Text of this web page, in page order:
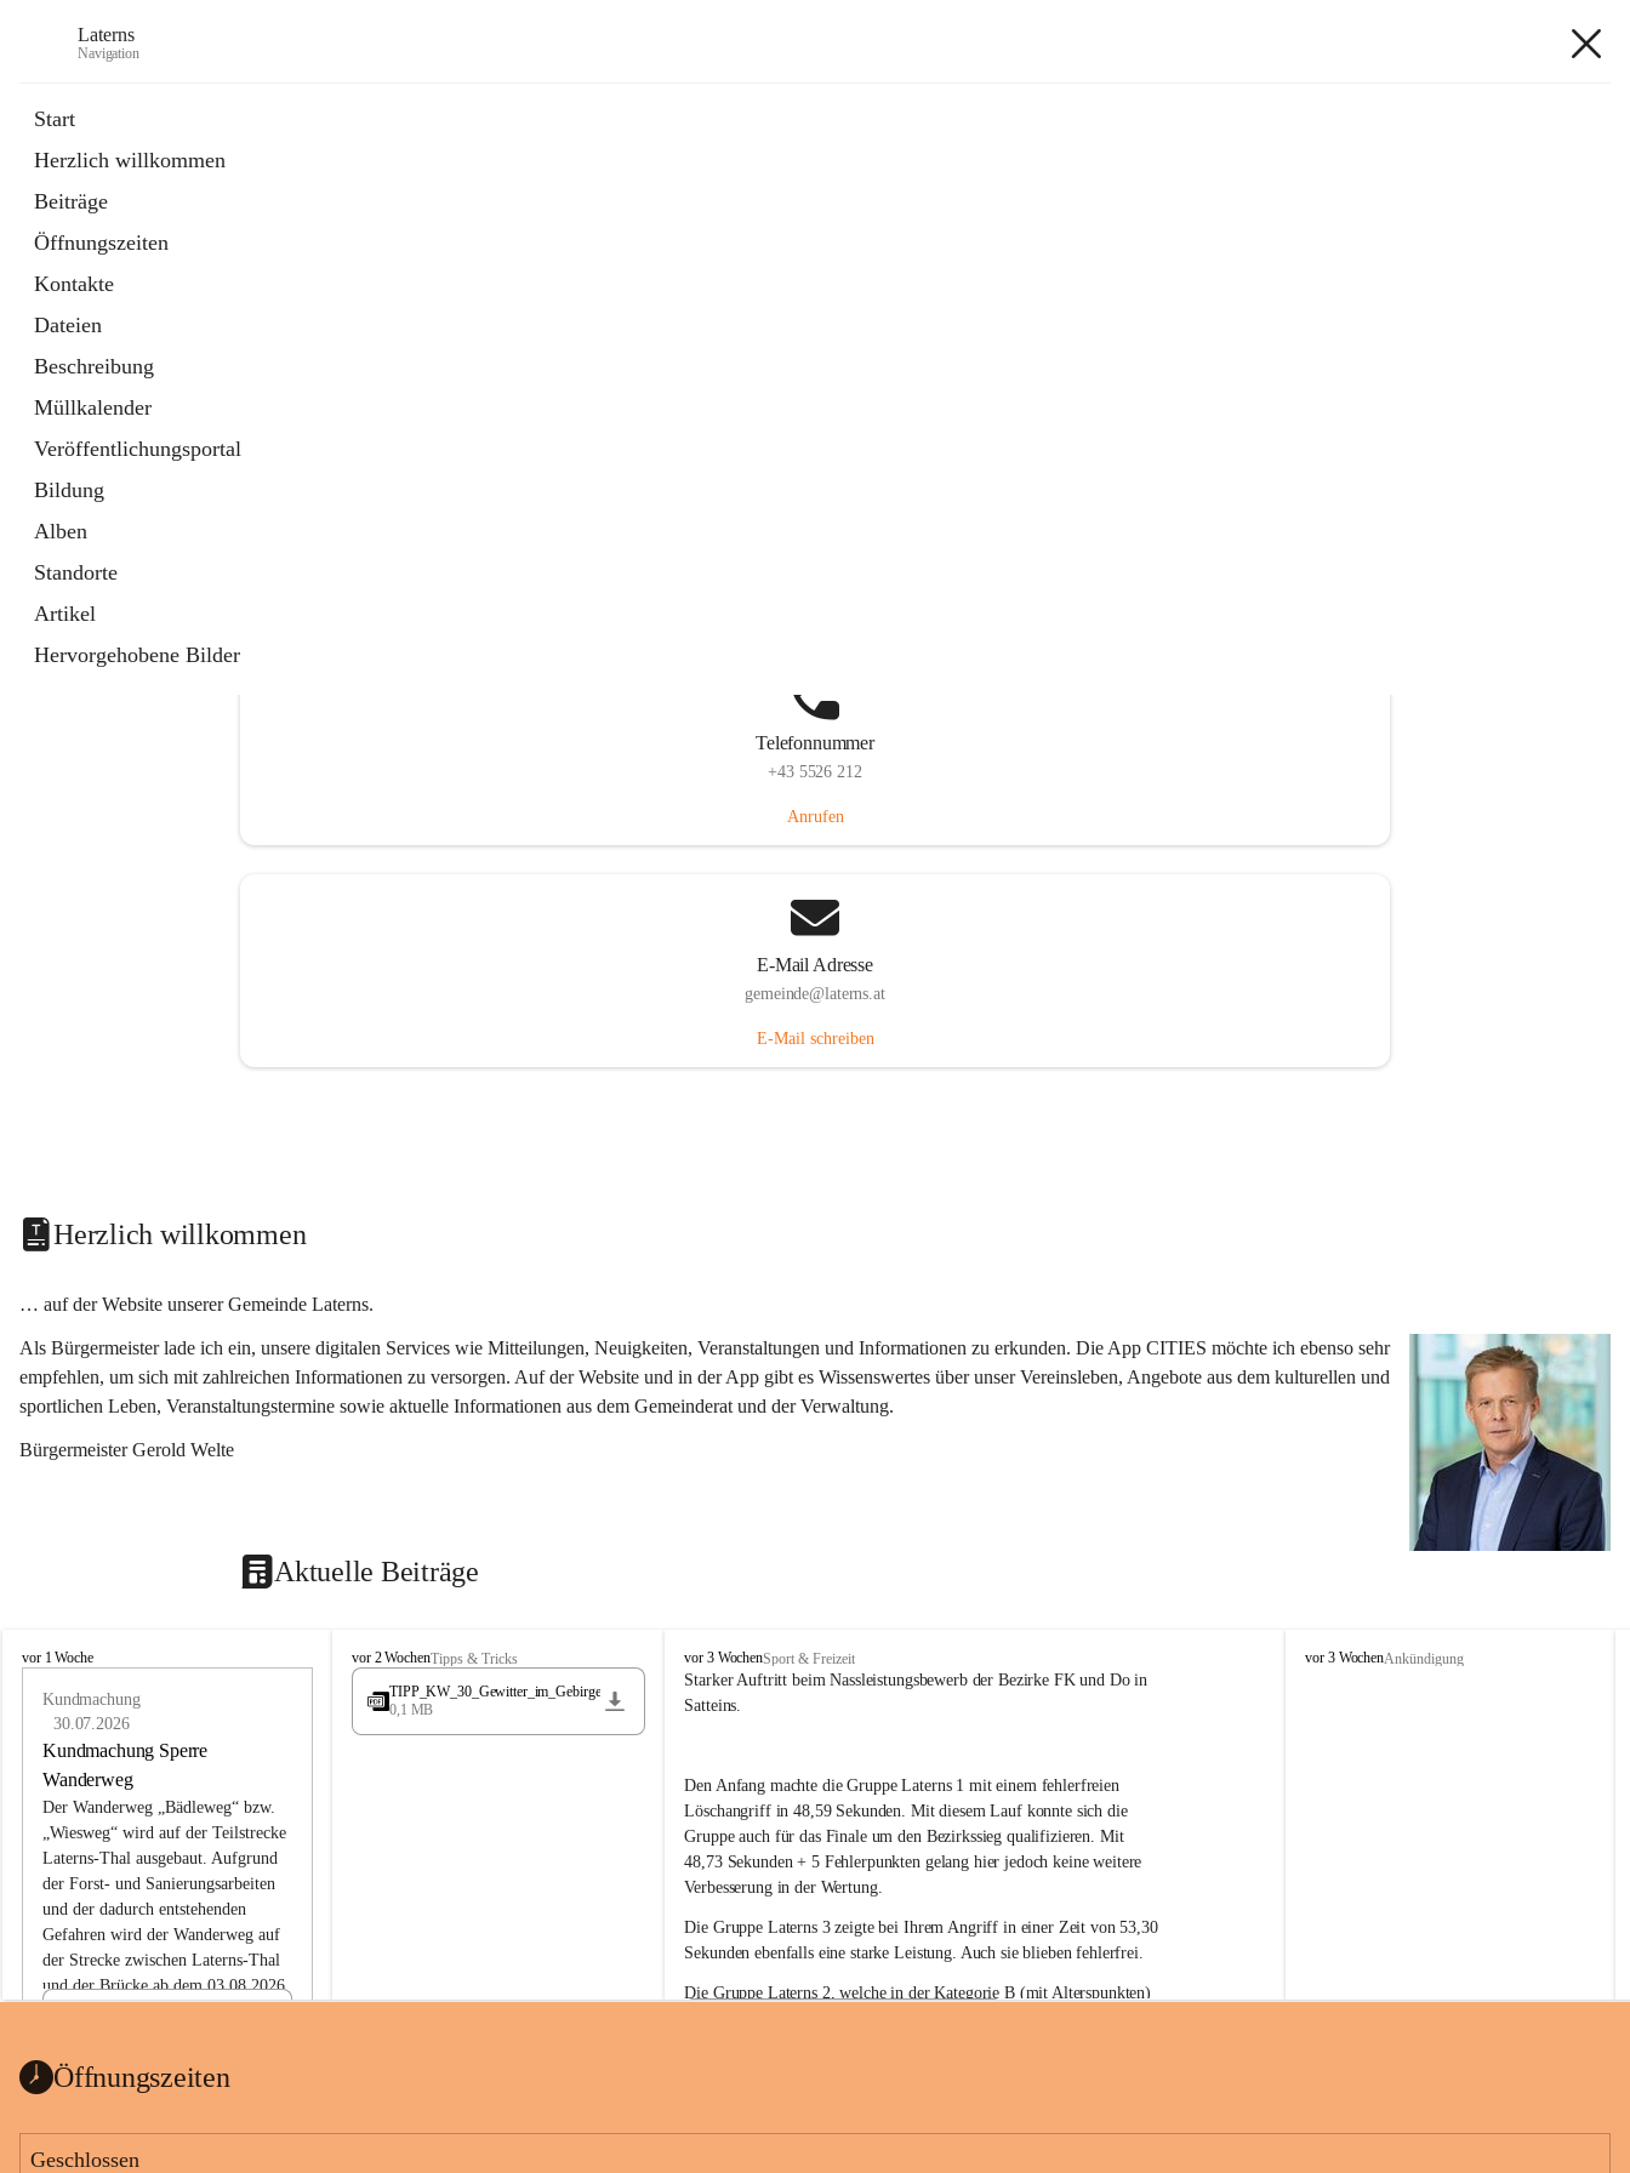
Laterns
Navigation
Start
Herzlich willkommen
Beiträge
Öffnungszeiten
Kontakte
Dateien
Beschreibung
Müllkalender
Veröffentlichungsportal
Bildung
Alben
Standorte
Artikel
Hervorgehobene Bilder
Telefonnummer
+43 5526 212
Anrufen
E-Mail Adresse
gemeinde@laterns.at
E-Mail schreiben
Herzlich willkommen
… auf der Website unserer Gemeinde Laterns.
Als Bürgermeister lade ich ein, unsere digitalen Services wie Mitteilungen, Neuigkeiten, Veranstaltungen und Informationen zu erkunden. Die App CITIES möchte ich ebenso sehr
empfehlen, um sich mit zahlreichen Informationen zu versorgen. Auf der Website und in der App gibt es Wissenswertes über unser Vereinsleben, Angebote aus dem kulturellen und
sportlichen Leben, Veranstaltungstermine sowie aktuelle Informationen aus dem Gemeinderat und der Verwaltung.
Bürgermeister Gerold Welte
Aktuelle Beiträge
L
vor 1 Woche
Kundmachung
30.07.2026
Kundmachung Sperre
Wanderweg
Der Wanderweg „Bädleweg“ bzw.
„Wiesweg“ wird auf der Teilstrecke
Laterns-Thal ausgebaut. Aufgrund
der Forst- und Sanierungsarbeiten
und der dadurch entstehenden
Gefahren wird der Wanderweg auf
der Strecke zwischen Laterns-Thal
und der Brücke ab dem 03.08.2026
ht
1 Seite•0,1 MB
L
a
e
vor 2 WochenTipps & Tricks
TIPP_KW_30_Gewitter_im_Gebirge
0,1 MB
F
r
e
l
l
i
g
e
F
e
u
e
r
w
t
vor 3 WochenSport & Freizeit
Starker Auftritt beim Nassleistungsbewerb der Bezirke FK und Do in
Satteins.
Den Anfang machte die Gruppe Laterns 1 mit einem fehlerfreien
Löschangriff in 48,59 Sekunden. Mit diesem Lauf konnte sich die
Gruppe auch für das Finale um den Bezirkssieg qualifizieren. Mit
48,73 Sekunden + 5 Fehlerpunkten gelang hier jedoch keine weitere
Verbesserung in der Wertung.
Die Gruppe Laterns 3 zeigte bei Ihrem Angriff in einer Zeit von 53,30
Sekunden ebenfalls eine starke Leistung. Auch sie blieben fehlerfrei.
Die Gruppe Laterns 2, welche in der Kategorie B (mit Alterspunkten)
L
vor 3 WochenAnkündigung
Öffnungszeiten
Geschlossen